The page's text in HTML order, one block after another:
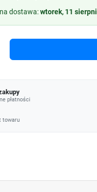
dostawa:wtorek, 11
płatności
towaru